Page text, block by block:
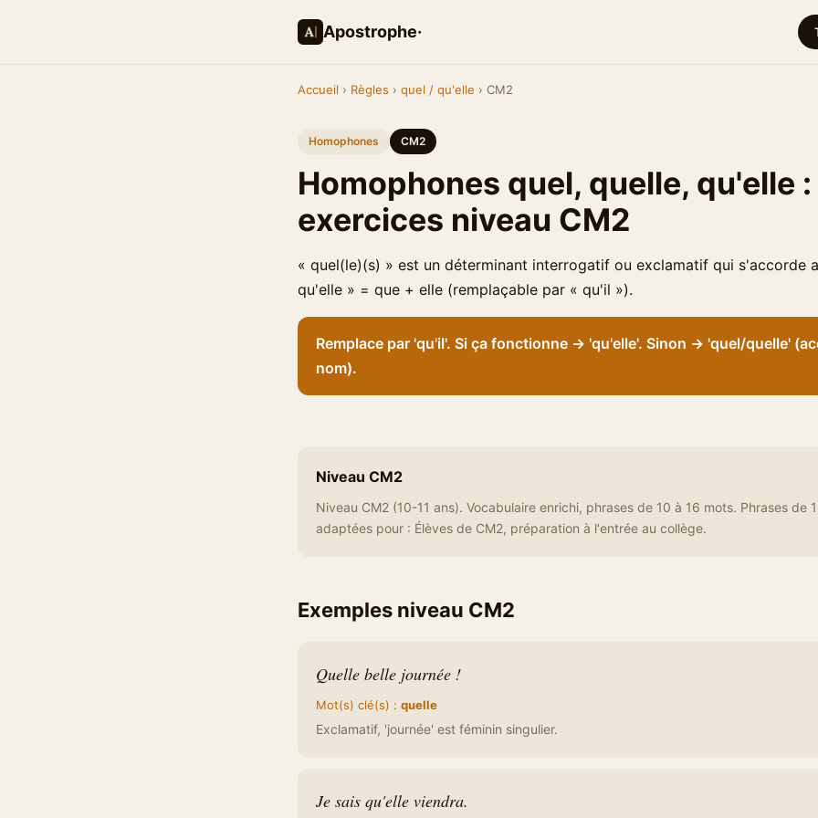
Apostrophe·
Accueil › Règles › quel / qu'elle › CM2
Homophones CM2
Homophones quel, quelle, qu'elle :
exercices niveau CM2
« quel(le)(s) » est un déterminant interrogatif ou exclamatif qui s'accorde
qu'elle » = que + elle (remplaçable par « qu'il »).
Remplace par 'qu'il'. Si ça fonctionne → 'qu'elle'. Sinon → 'quel/quelle'
nom).
Niveau CM2
Niveau CM2 (10-11 ans). Vocabulaire enrichi, phrases de 10 à 16 mots. Phrases de
adaptées pour : Élèves de CM2, préparation à l'entrée au collège.
Exemples niveau CM2
Quelle belle journée !
Mot(s) clé(s) : quelle
Exclamatif, 'journée' est féminin singulier.
Je sais qu'elle viendra.